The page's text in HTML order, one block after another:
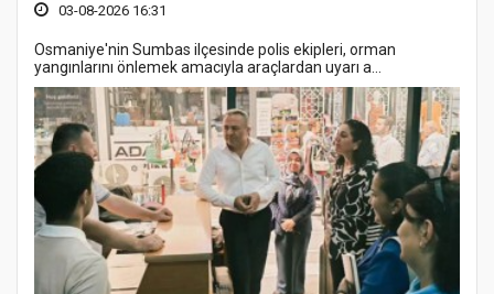
03-08-2026 16:31
Osmaniye'nin Sumbas ilçesinde polis ekipleri, orman
yangınlarını önlemek amacıyla araçlardan uyarı a...